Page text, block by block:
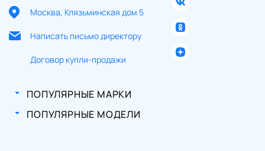
Москва, Клязьминская дом 5
Написать письмо директору
Договор купли-продажи
ПОПУЛЯРНЫЕ МАРКИ
ПОПУЛЯРНЫЕ МОДЕЛИ